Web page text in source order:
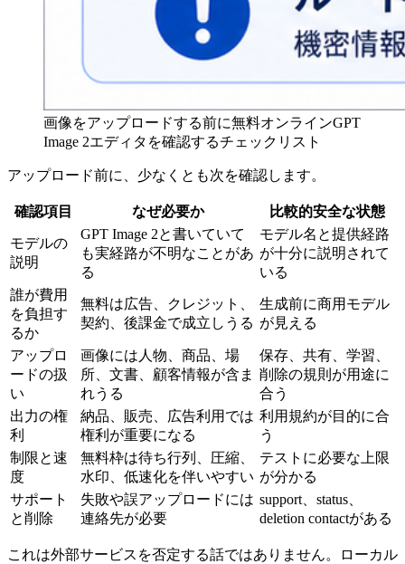
画像をアップロードする前に無料オンラインGPT
Image 2エディタを確認するチェックリスト
アップロード前に、少なくとも次を確認します。
確認項目 なぜ必要か 比較的安全な状態
モデルの
説明
GPT Image 2と書いていて
も実経路が不明なことがあ
る
モデル名と提供経路
が十分に説明されて
いる
誰が費用
を負担す
るか
無料は広告、クレジット、
契約、後課金で成立しうる
生成前に商用モデル
が見える
アップロ
ードの扱
い
画像には人物、商品、場
所、文書、顧客情報が含ま
れうる
保存、共有、学習、
削除の規則が用途に
合う
出力の権
利
納品、販売、広告利用では
権利が重要になる
利用規約が目的に合
う
制限と速
度
無料枠は待ち行列、圧縮、
水印、低速化を伴いやすい
テストに必要な上限
が分かる
サポート
と削除
失敗や誤アップロードには
連絡先が必要
support、status、
deletion contactがある
これは外部サービスを否定する話ではありません。ローカル